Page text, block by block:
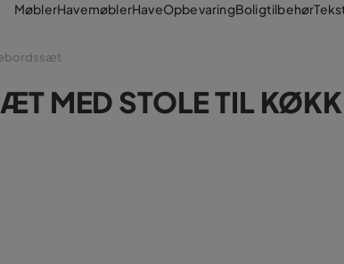
MøblerHavemøblerHaveOpbevaringBoligtilbehør
MED STOLE TIL